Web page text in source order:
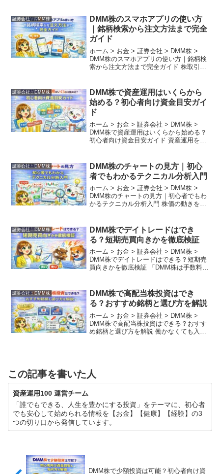
eKYC（オンライン本人確認）により、郵
送...
証券会社︰DMM株
DMM株のスマホアプリの使い方
｜銘柄検索から注文方法まで完全
ガイド
ホーム > お金 > 証券会社 > DMM株 >
DMM株のスマホアプリの使い方｜銘柄検
索から注文方法まで完全ガイド 株取引は
向けのシンプルさ」と「プロ向けの多機
能...
証券会社︰DMM株
DMM株で資産運用はいくらから
始める？初心者向け資金目安ガイ
ド
ホーム > お金 > 証券会社 > DMM株 >
DMM株で資産運用はいくらから始める？
初心者向け資金目安ガイド 資産運用を始
点です。 かつては多額の資金が必要でし
たが...
証券会社︰DMM株
DMM株のチャートの見方｜初心
者でもわかるテクニカル分析入門
ホーム > お金 > 証券会社 > DMM株 >
DMM株のチャートの見方｜初心者でもわ
かるテクニカル分析入門 株価の動きを予
者からプロまでが納得する高機能な分析
ツ...
証券会社︰DMM株
DMM株でデイトレードはでき
る？短期売買向きかを徹底検証
ホーム > お金 > 証券会社 > DMM株 >
DMM株でデイトレードはできる？短期売
買向きかを徹底検証 「DMM株は手数料が
ングやデイストレードにおいて、約定ス
ピー...
証券会社︰DMM株
DMM株で高配当株投資はでき
る？おすすめ銘柄と選び方を解説
ホーム > お金 > 証券会社 > DMM株 >
DMM株で高配当株投資はできる？おすす
め銘柄と選び方を解説 働かなくても入っ
この記事を書いた人
資産運用100 運営チーム
「誰でもできる、人生を豊かにする投資」をテーマに、初心者
でも安心して始められる情報を【お金】【健康】【経験】の3
つの切り口から発信しています。
DMM株で少額投資は可能？初心者向け資